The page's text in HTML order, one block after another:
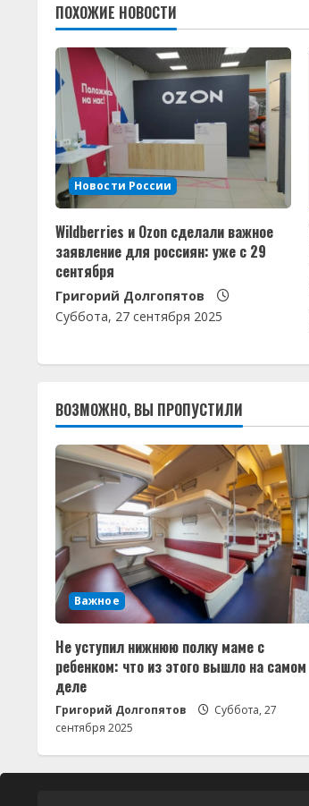
о
л
ж
и
т
ь
ч
т
е
н
и
е
ПОХОЖИЕ НОВОСТИ
Новости России
Wildberries и Ozon сделали важное
заявление для россиян: уже с 29
сентября
Григорий Долгопятов
Суббота, 27 сентября 2025
ВОЗМОЖНО, ВЫ ПРОПУСТИЛИ
Важное
Не уступил нижнюю полку маме с
ребенком: что из этого вышло⁠⁠ на самом
деле
Григорий Долгопятов
Суббота, 27
сентября 2025